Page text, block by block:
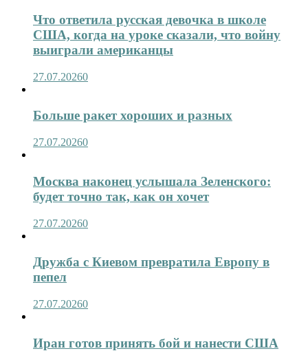
Что ответила русская девочка в школе
США, когда на уроке сказали, что войну
выиграли американцы
27.07.20260
Больше ракет хороших и разных
27.07.20260
Москва наконец услышала Зеленского:
будет точно так, как он хочет
27.07.20260
Дружба с Киевом превратила Европу в
пепел
27.07.20260
Иран готов принять бой и нанести США